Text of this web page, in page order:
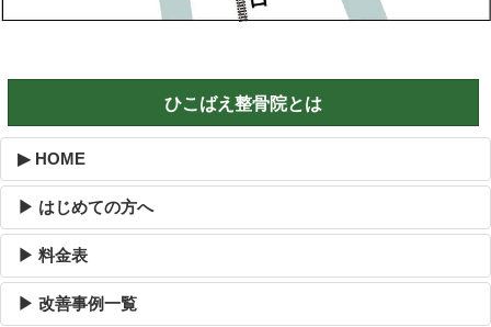
ひこばえ整骨院とは
▶ HOME
▶ はじめての方へ
▶ 料金表
▶ 改善事例一覧